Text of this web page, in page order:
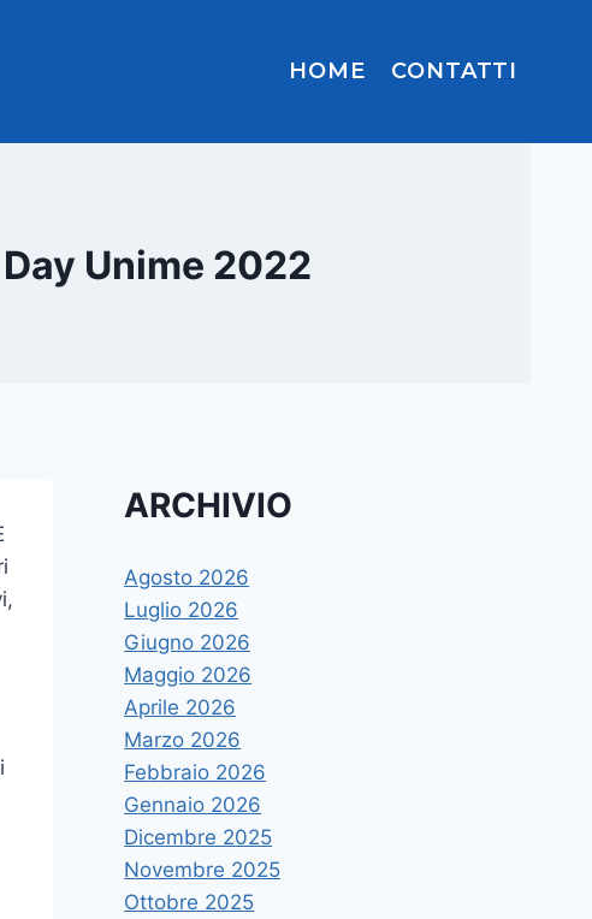
HOME CONTATTI
Unime 2022
ARCHIVIO
Agosto 2026
Luglio 2026
Giugno 2026
Maggio 2026
Aprile 2026
Marzo 2026
Febbraio 2026
Gennaio 2026
Dicembre 2025
Novembre 2025
Ottobre 2025